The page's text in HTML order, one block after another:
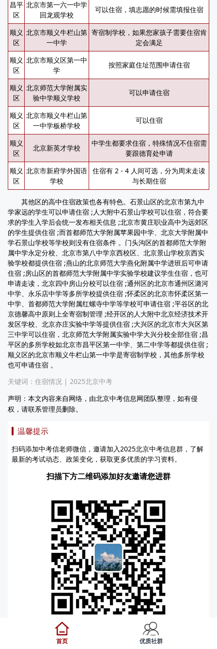
昌平
区
北京市第一六一中学
回龙观学校
可以住宿，填志愿的时候需填报住宿
顺义
区
北京市顺义牛栏山第
一中学
寄宿制学校，如果您家孩子需要住宿肯
定会满足
顺义
区
北京市顺义区第一中
学
按照家庭住址范围申请住宿
顺义
区
北京师范大学附属实
验中学顺义学校
可以申请住宿
顺义
区
北京市顺义牛栏山第
一中学板桥学校
可以住宿
顺义
区
北京新英才学校
中学生都要求住宿，特殊情况不住宿需
要跟德育处申请
顺义
区
北京市新府学外国语
学校
住宿有 2 - 4 人间可选，分为周末走读
与长期住宿
其他区的高中住宿政策也各有特色。石景山区的北京市第九中
学家远的学生可以申请住宿 ;人大附中石景山学校可以住宿，符合要
求的学生入学后会统一发布相关信息 ;北京市黄庄职业高中为远郊区
的学生提供住宿 ;而首都师范大学附属苹果园中学、北京大学附属中
学石景山学校等学校则没有住宿条件 。门头沟区的首都师范大学附
属中学永定分校、北京市第八中学京西校区、北京景山学校京西实
验学校都提供住宿 ;燕山的北京师范大学燕化附属中学进班后可申请
住宿 ;房山区的首都师范大学附属中学实验学校建议学生住宿，也可
申请走读，北京四中房山分校可以住宿 ;通州区的北京市通州区潞河
中学、永乐店中学等多所学校提供住宿 ;怀柔区的北京市怀柔区第一
中学、首都师范大学附属红螺寺中学等学校可申请住宿 ;平谷区的北
京德馨高中原则上全寄宿制管理 ;经开区的人大附中北京经济技术开
发区学校、北京亦庄实验中学等提供住宿 ;大兴区的北京市大兴区第
三中学可以住宿，北京师范大学附属实验中学大兴分校全部住宿 ;昌
平区的多所学校如北京市昌平区第一中学、第二中学等都提供住宿 ;
顺义区的北京市顺义牛栏山第一中学是寄宿制学校，其他多所学校
也可申请住宿 。
关键词： 住宿情况 | 2025北京中考
声明：本文内容来自网络，由北京中考信息网团队整理，如有侵
权，请联系管理员删除。
温馨提示
扫码添加中考信老师微信，邀请加入2025北京中考信息群，了解
最新的考试动态、政策变化，获取更多优质的学习资料。
扫描下方二维码添加好友邀请您进群
注：如扫码无法添加好友，可添加 gggijq邀请您入群
首页 优质社群